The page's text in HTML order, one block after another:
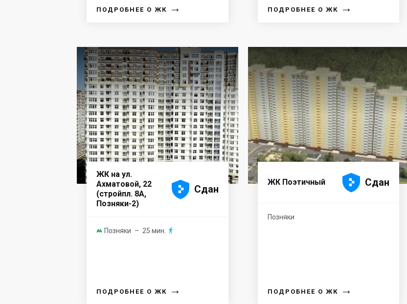
ПОДРОБНЕЕ О ЖК → ПОДРОБНЕЕ О ЖК →
ЖК на ул.
Ахматовой, 22
(стройпл. 8А,
Позняки-2)




 Сдан
 Позняки – 25 мин. 
ПОДРОБНЕЕ О ЖК →
ЖК Поэтичный 



 Сдан
Позняки
ПОДРОБНЕЕ О ЖК →